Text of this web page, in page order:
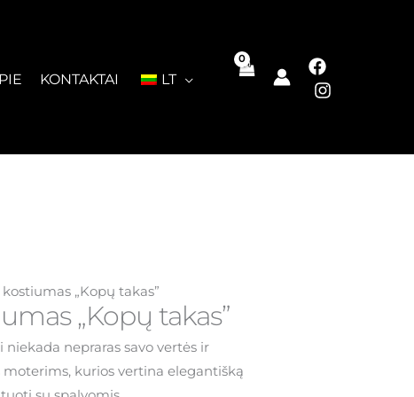
KONTAKTAI LT
„Kopų takas”
„Kopų takas”
nepraras savo vertės ir
kurios vertina elegantišką